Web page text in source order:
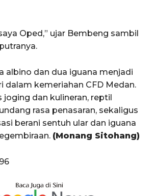
Oped,” ujar Bembeng sambil
albino dan dua iguana menjadi
dalam kemeriahan CFD Medan.
joging dan kulineran, reptil
rasa penasaran, sekaligus
berani sentuh ular dan iguana
(Monang Sitohang)
96